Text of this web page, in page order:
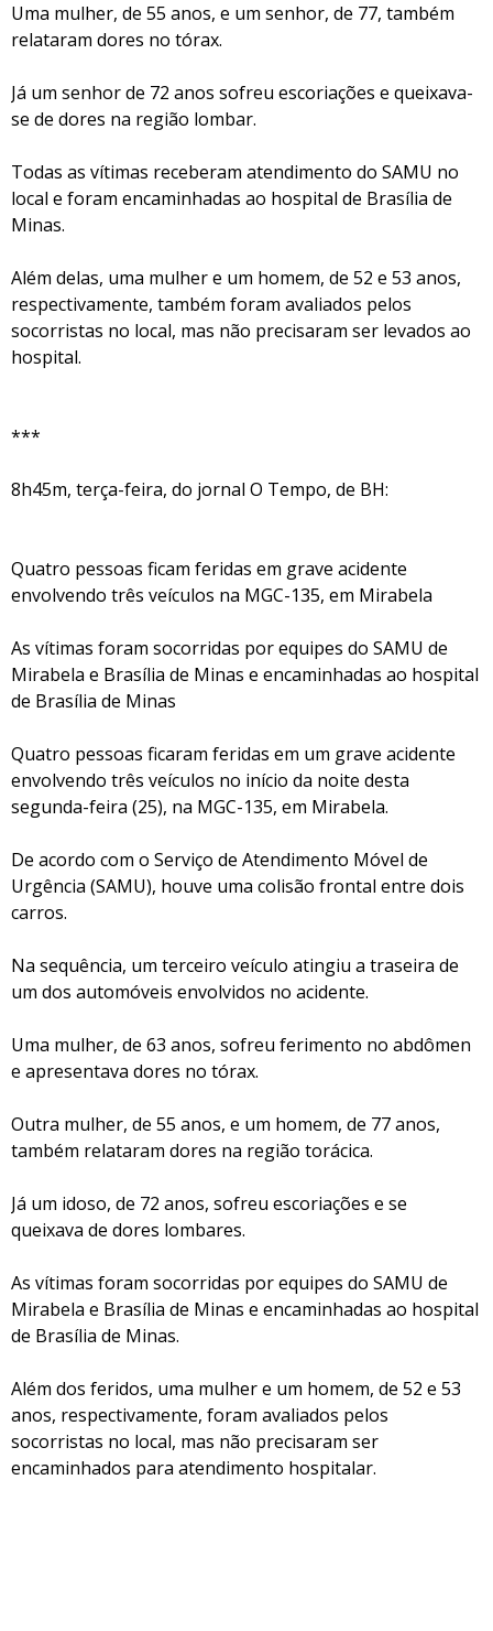
Uma mulher, de 55 anos, e um senhor, de 77, também
relataram dores no tórax.
Já um senhor de 72 anos sofreu escoriações e queixava-
se de dores na região lombar.
Todas as vítimas receberam atendimento do SAMU no
local e foram encaminhadas ao hospital de Brasília de
Minas.
Além delas, uma mulher e um homem, de 52 e 53 anos,
respectivamente, também foram avaliados pelos
socorristas no local, mas não precisaram ser levados ao
hospital.
***
8h45m, terça-feira, do jornal O Tempo, de BH:
Quatro pessoas ficam feridas em grave acidente
envolvendo três veículos na MGC-135, em Mirabela
As vítimas foram socorridas por equipes do SAMU de
Mirabela e Brasília de Minas e encaminhadas ao hospital
de Brasília de Minas
Quatro pessoas ficaram feridas em um grave acidente
envolvendo três veículos no início da noite desta
segunda-feira (25), na MGC-135, em Mirabela.
De acordo com o Serviço de Atendimento Móvel de
Urgência (SAMU), houve uma colisão frontal entre dois
carros.
Na sequência, um terceiro veículo atingiu a traseira de
um dos automóveis envolvidos no acidente.
Uma mulher, de 63 anos, sofreu ferimento no abdômen
e apresentava dores no tórax.
Outra mulher, de 55 anos, e um homem, de 77 anos,
também relataram dores na região torácica.
Já um idoso, de 72 anos, sofreu escoriações e se
queixava de dores lombares.
As vítimas foram socorridas por equipes do SAMU de
Mirabela e Brasília de Minas e encaminhadas ao hospital
de Brasília de Minas.
Além dos feridos, uma mulher e um homem, de 52 e 53
anos, respectivamente, foram avaliados pelos
socorristas no local, mas não precisaram ser
encaminhados para atendimento hospitalar.